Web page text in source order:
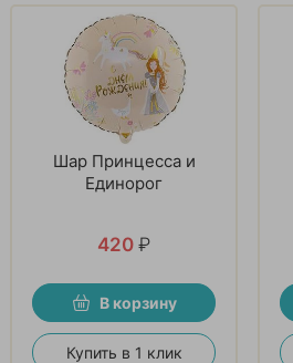
Шар Принцесса и
Единорог
420 ₽
В корзину
Купить в 1 клик